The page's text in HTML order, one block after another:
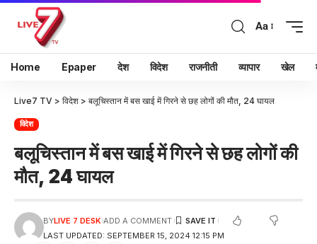
Aa
Home Epaper देश विदेश राजनीती व्यापार खेल
Live7 TV > विदेश > बलूचिस्तान में बस खाई में गिरने से छह लोगों की मौत, 24 घायल
विदेश
बलूचिस्तान में बस खाई में गिरने से छह लोगों की
मौत, 24 घायल
LAST UPDATED: SEPTEMBER 15, 2024 12:15 PM
BYLIVE 7 DESK ADD A COMMENT